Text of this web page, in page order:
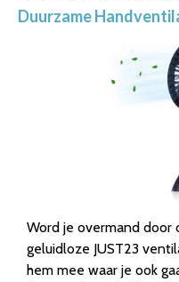
Duurzame
Word je overmand door
geluidloze JUST23
hem mee waar je ook